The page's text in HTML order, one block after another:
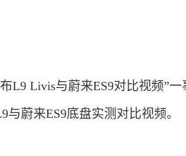
L9 Livis与蔚来ES9对比视频”
蔚来ES9底盘实测对比视频。